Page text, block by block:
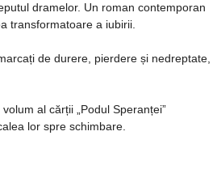
dramelor. Un roman contemporan
transformatoare a iubirii.
de durere, pierdere și nedreptate,
al cărții „Podul Speranței”
lor spre schimbare.